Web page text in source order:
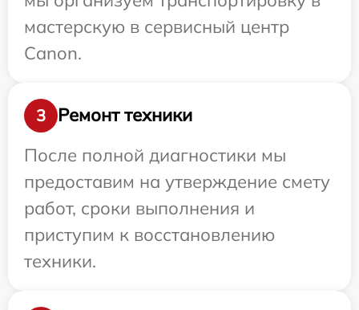
мастерскую в сервисный центр
Canon.
3
Ремонт техники
После полной диагностики мы
предоставим на утверждение смету
работ, сроки выполнения и
приступим к восстановлению
техники.